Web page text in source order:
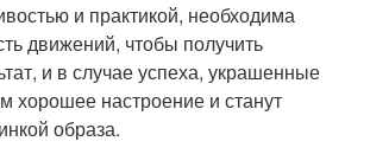
и практикой, необходима
движений, чтобы получить
и в случае успеха, украшенные
хорошее настроение и станут
образа.